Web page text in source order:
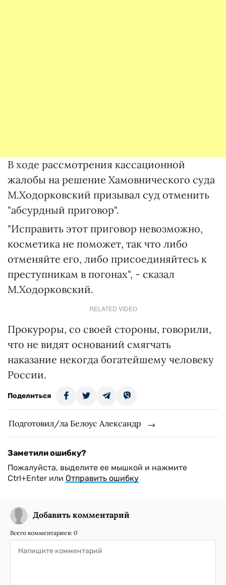
В ходе рассмотрения кассационной
жалобы на решение Хамовнического суда
М.Ходорковский призывал суд отменить
"абсурдный приговор".
"Исправить этот приговор невозможно,
косметика не поможет, так что либо
отменяйте его, либо присоединяйтесь к
преступникам в погонах", - сказал
М.Ходорковский.
RELATED VIDEO
Прокуроры, со своей стороны, говорили,
что не видят оснований смягчать
наказание некогда богатейшему человеку
России.
Поделиться
Подготовил/ла Белоус Александр
Заметили ошибку?
Пожалуйста, выделите ее мышкой и нажмите
Ctrl+Enter или Отправить ошибку
Добавить комментарий
Всего комментариев: 0